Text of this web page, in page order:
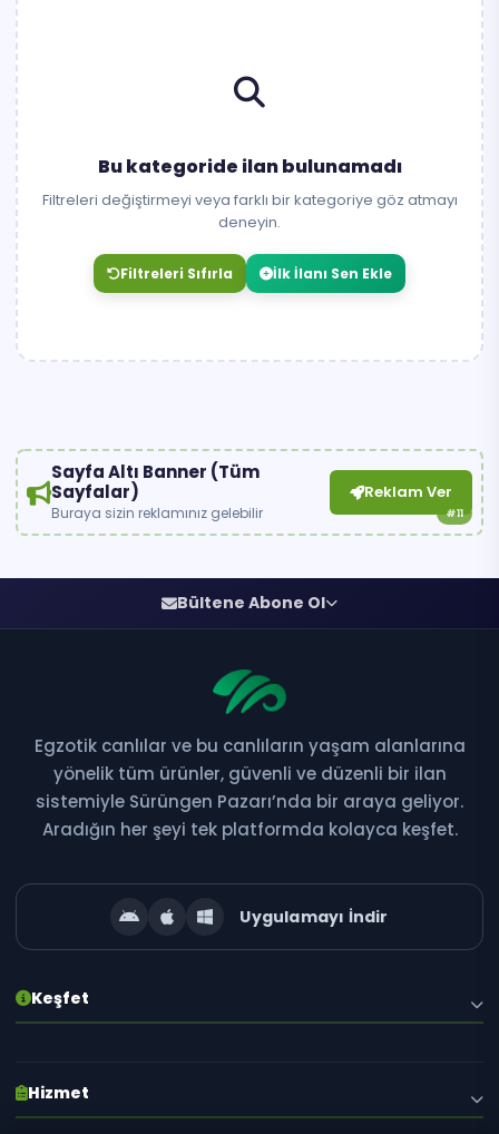
Bu kategoride ilan bulunamadı
Filtreleri değiştirmeyi veya farklı bir kategoriye göz atmayı
deneyin.
Filtreleri Sıfırla İlk İlanı Sen Ekle
#11
Sayfa Altı Banner (Tüm
Sayfalar)
Buraya sizin reklamınız gelebilir
Reklam Ver
Bültene Abone Ol
Bültene Abone Ol
Yeni ilanlar, kampanyalar ve özel fırsatlardan ilk siz
haberdar olun!
Abone Ol
E-posta adresiniz gizli tutulur. İstediğiniz zaman abonelikten çıkabilirsiniz.
Egzotik canlılar ve bu canlıların yaşam alanlarına
yönelik tüm ürünler, güvenli ve düzenli bir ilan
sistemiyle Sürüngen Pazarı’nda bir araya geliyor.
Aradığın her şeyi tek platformda kolayca keşfet.
Uygulamayı İndir
Keşfet
Hizmet